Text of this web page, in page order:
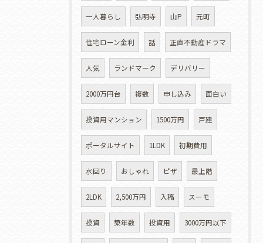
一人暮らし 弘明寺 山P 元町
住宅ローン金利 話 正直不動産ドラマ
人気 ランドマーク デリバリー
2000万円台 複数 申し込み 面白い
投資用マンション 1500万円 戸建
ポータルサイト 1LDK 初期費用
水回り おしゃれ ピザ 最上階
2LDK 2,500万円 入稿 スーモ
投資 築年数 投資用 3000万円以下